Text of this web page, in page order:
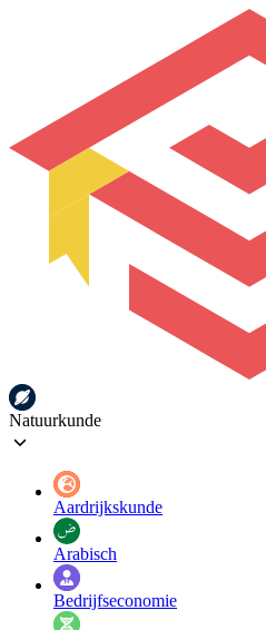
Natuurkunde
Aardrijkskunde
Arabisch
Bedrijfseconomie